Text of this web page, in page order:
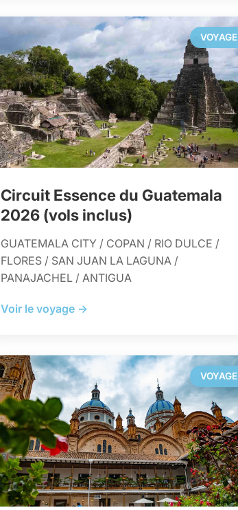
VOYAGE
Circuit Essence du Guatemala
2026 (vols inclus)
GUATEMALA CITY / COPAN / RIO DULCE /
FLORES / SAN JUAN LA LAGUNA /
PANAJACHEL / ANTIGUA
Voir le voyage →
VOYAGE